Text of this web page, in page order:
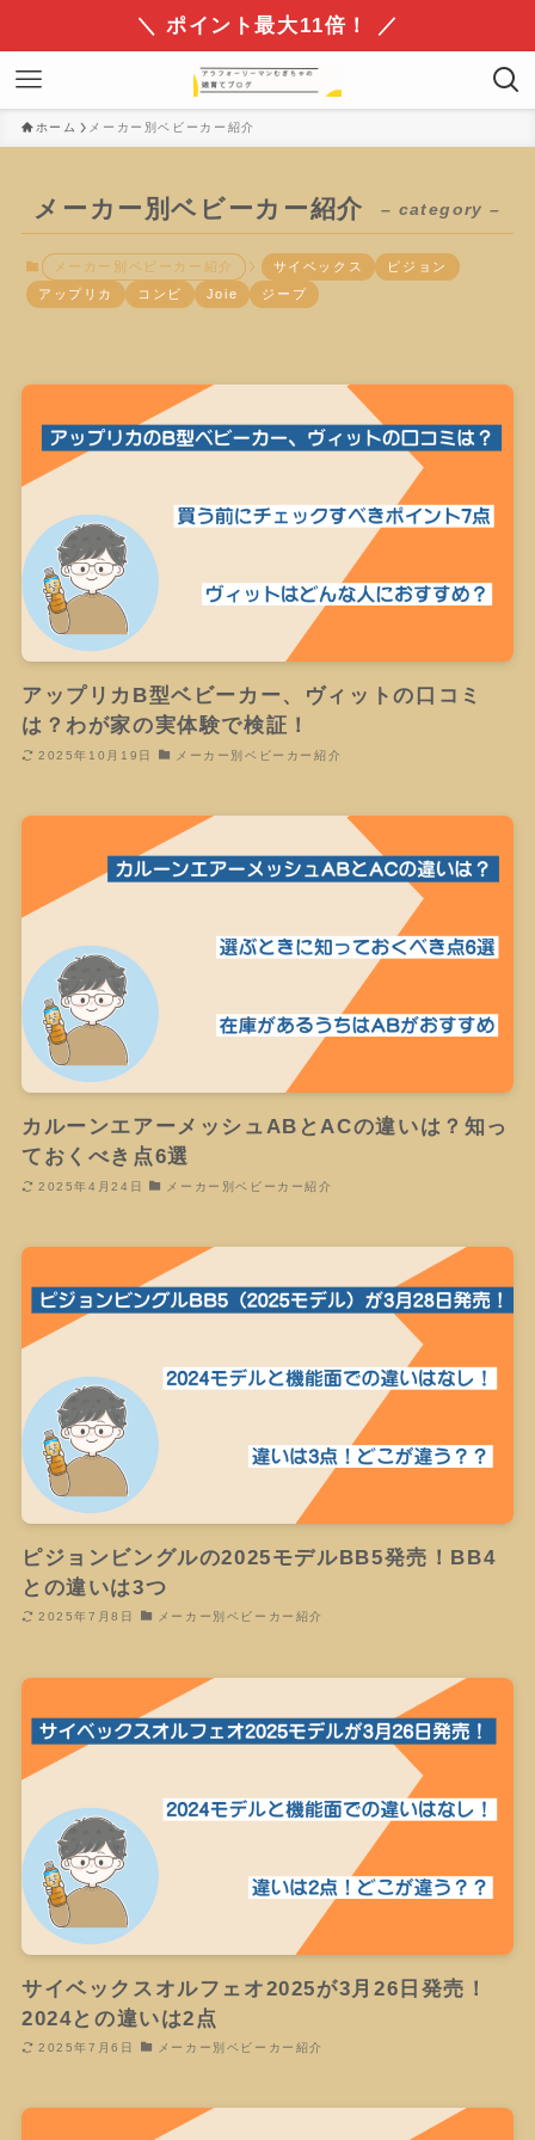
＼ ポイント最大11倍！ ／
ホーム メーカー別ベビーカー紹介
メーカー別ベビーカー紹介 – category –
メーカー別ベビーカー紹介 サイベックス
ピジョン
アップリカ
コンビ Joie ジープ
アップリカB型ベビーカー、ヴィットの口コミ
は？わが家の実体験で検証！
2025年10月19日 メーカー別ベビーカー紹介
カルーンエアーメッシュABとACの違いは？知っ
ておくべき点6選
2025年4月24日 メーカー別ベビーカー紹介
ピジョンビングルの2025モデルBB5発売！BB4
との違いは3つ
2025年7月8日 メーカー別ベビーカー紹介
サイベックスオルフェオ2025が3月26日発売！
2024との違いは2点
2025年7月6日 メーカー別ベビーカー紹介